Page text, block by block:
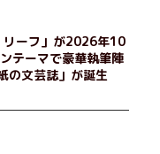
」を催したり。50代
な幸せの日々を描く。
ーフ」が2026年10
テーマで豪華執筆陣
の文芸誌」が誕生